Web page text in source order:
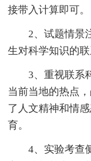
接带入计算即可。
2、试题情景
生对科学知识的
3、重视联系
当前当地的热点
了人文精神和情
育。
4、实验考查